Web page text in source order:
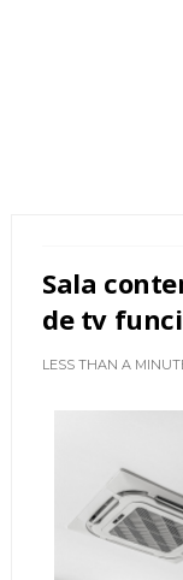
Sala
de tv
LESS THAN A